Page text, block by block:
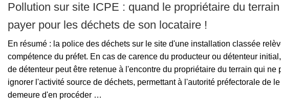
Pollution sur site ICPE : quand le propriétaire du
payer pour les déchets de son locataire !
En résumé : la police des déchets sur le site d'une installation classée
compétence du préfet. En cas de carence du producteur ou détenteur
de détenteur peut être retenue à l'encontre du propriétaire du terrain qui ne
ignorer l'activité source de déchets, permettant à l'autorité préfectorale de
demeure d'en procéder …